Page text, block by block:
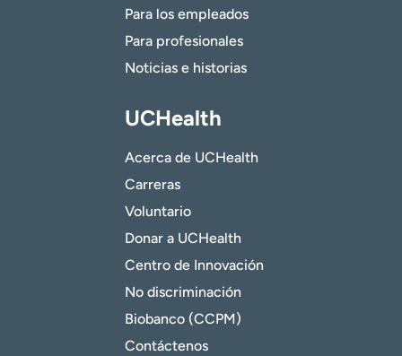
Para los empleados
Para profesionales
Noticias e historias
UCHealth
Acerca de UCHealth
Carreras
Voluntario
Donar a UCHealth
Centro de Innovación
No discriminación
Biobanco (CCPM)
Contáctenos